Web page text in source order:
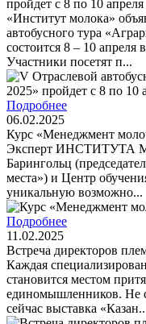
пройдет с 8 по 10
«Институт молока»
автобусного тура
состоится 8 – 10 апреля
Участники посетят п...
Подробнее
06.02.2025
Курс «Менеджмент
Эксперт ИНСТИТУТА
Барингольц
места») и Центр
уникальную возможно...
Подробнее
11.02.2025
Встреча директоров
Каждая
становится местом
единомышленников. Не
сейчас выставка